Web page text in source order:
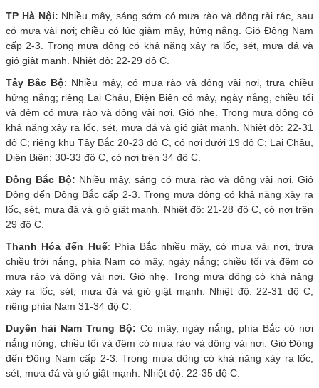
TP Hà Nội: Nhiều mây, sáng sớm có mưa rào và dông rải rác, sau
có mưa vài nơi; chiều có lúc giảm mây, hửng nắng. Gió Đông Nam
cấp 2-3. Trong mưa dông có khả năng xảy ra lốc, sét, mưa đá và
gió giật mạnh. Nhiệt độ: 22-29 độ C.
Tây Bắc Bộ: Nhiều mây, có mưa rào và dông vài nơi, trưa chiều
hửng nắng; riêng Lai Châu, Điện Biên có mây, ngày nắng, chiều tối
và đêm có mưa rào và dông vài nơi. Gió nhẹ. Trong mưa dông có
khả năng xảy ra lốc, sét, mưa đá và gió giật mạnh. Nhiệt độ: 22-31
độ C; riêng khu Tây Bắc 20-23 độ C, có nơi dưới 19 độ C; Lai Châu,
Điện Biên: 30-33 độ C, có nơi trên 34 độ C.
Đông Bắc Bộ: Nhiều mây, sáng có mưa rào và dông vài nơi. Gió
Đông đến Đông Bắc cấp 2-3. Trong mưa dông có khả năng xảy ra
lốc, sét, mưa đá và gió giật mạnh. Nhiệt độ: 21-28 độ C, có nơi trên
29 độ C.
Thanh Hóa đến Huế: Phía Bắc nhiều mây, có mưa vài nơi, trưa
chiều trời nắng, phía Nam có mây, ngày nắng; chiều tối và đêm có
mưa rào và dông vài nơi. Gió nhẹ. Trong mưa dông có khả năng
xảy ra lốc, sét, mưa đá và gió giật mạnh. Nhiệt độ: 22-31 độ C,
riêng phía Nam 31-34 độ C.
Duyên hải Nam Trung Bộ: Có mây, ngày nắng, phía Bắc có nơi
nắng nóng; chiều tối và đêm có mưa rào và dông vài nơi. Gió Đông
đến Đông Nam cấp 2-3. Trong mưa dông có khả năng xảy ra lốc,
sét, mưa đá và gió giật mạnh. Nhiệt độ: 22-35 độ C.